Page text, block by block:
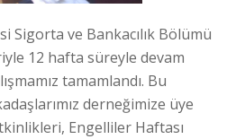
Sigorta ve Bankacılık Bölümü
12 hafta süreyle devam
tamamlandı. Bu
derneğimize üye
Engelliler Haftası